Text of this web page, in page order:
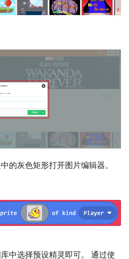
的灰色矩形打开图片编辑器。
中选择预设精灵即可。 通过使